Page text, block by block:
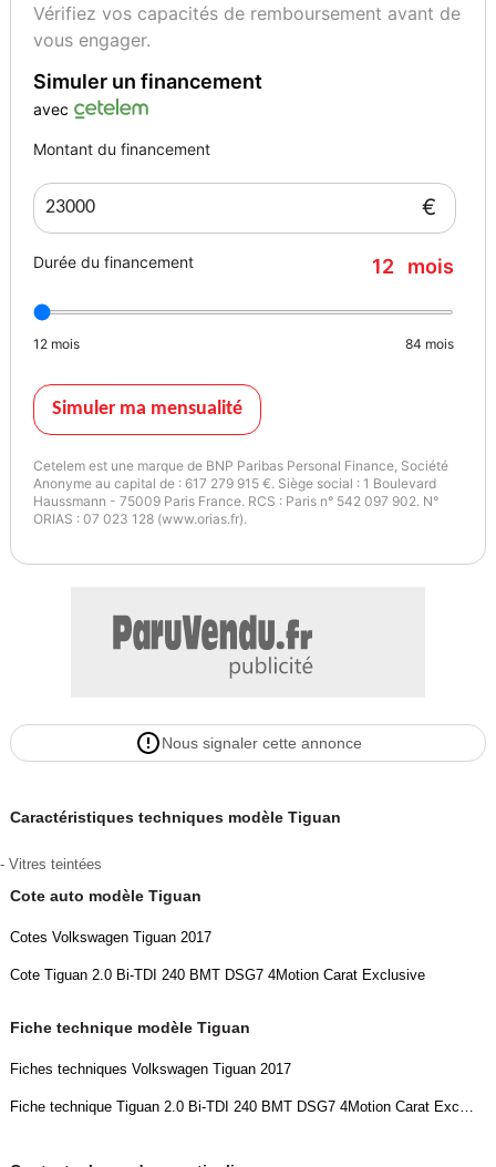
Vérifiez vos capacités de remboursement avant de
vous engager.
Simuler un financement
avec
Montant du financement
€
Durée du financement 12 mois
12 mois 84 mois
Simuler ma mensualité
Cetelem est une marque de BNP Paribas Personal Finance, Société
Anonyme au capital de : 617 279 915 €. Siège social : 1 Boulevard
Haussmann - 75009 Paris France. RCS : Paris n° 542 097 902. N°
ORIAS : 07 023 128 (www.orias.fr).
Nous signaler cette annonce
Caractéristiques techniques modèle Tiguan
- Vitres teintées
Cote auto modèle Tiguan
Cotes Volkswagen Tiguan 2017
Cote Tiguan 2.0 Bi-TDI 240 BMT DSG7 4Motion Carat Exclusive
Fiche technique modèle Tiguan
Fiches techniques Volkswagen Tiguan 2017
Fiche technique Tiguan 2.0 Bi-TDI 240 BMT DSG7 4Motion Carat Exclusive